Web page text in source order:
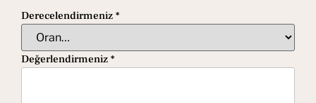
Derecelendirmeniz *
Değerlendirmeniz *